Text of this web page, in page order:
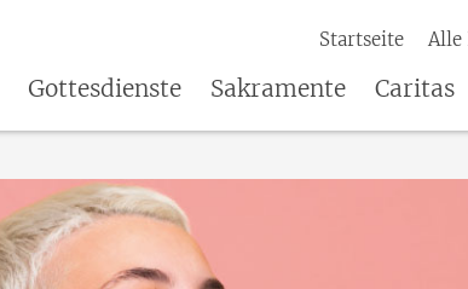
Startseite Alle
Gottesdienste Sakramente Caritas